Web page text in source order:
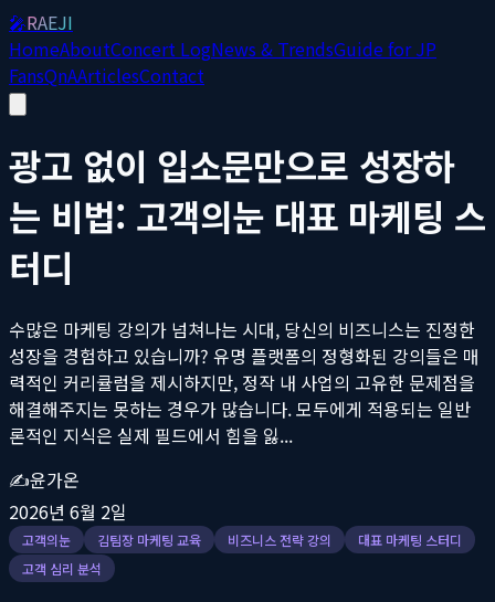
🎤RAEJI
HomeAboutConcert LogNews & TrendsGuide for JP
FansQnAArticlesContact
광고 없이 입소문만으로 성장하
는 비법: 고객의눈 대표 마케팅 스
터디
수많은 마케팅 강의가 넘쳐나는 시대, 당신의 비즈니스는 진정한
성장을 경험하고 있습니까? 유명 플랫폼의 정형화된 강의들은 매
력적인 커리큘럼을 제시하지만, 정작 내 사업의 고유한 문제점을
해결해주지는 못하는 경우가 많습니다. 모두에게 적용되는 일반
론적인 지식은 실제 필드에서 힘을 잃...
✍️윤가온
2026년 6월 2일
고객의눈 김팀장 마케팅 교육 비즈니스 전략 강의
대표 마케팅 스터디
고객 심리 분석